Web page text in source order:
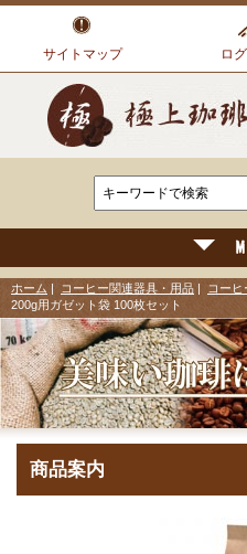
サイトマップ ロ
ホーム コーヒー関連器具・用品 コーヒ
200g用ガゼット袋 100枚セット
商品案内